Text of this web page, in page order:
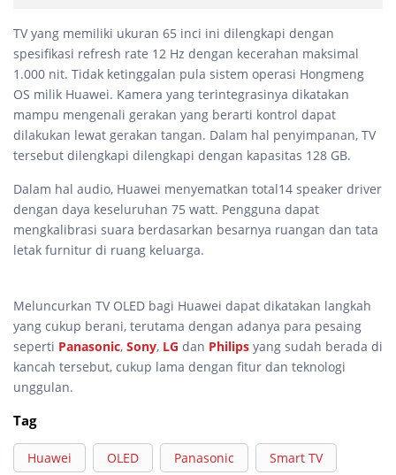
TV yang memiliki ukuran 65 inci ini dilengkapi dengan
spesifikasi refresh rate 12 Hz dengan kecerahan maksimal
1.000 nit. Tidak ketinggalan pula sistem operasi Hongmeng
OS milik Huawei. Kamera yang terintegrasinya dikatakan
mampu mengenali gerakan yang berarti kontrol dapat
dilakukan lewat gerakan tangan. Dalam hal penyimpanan, TV
tersebut dilengkapi dilengkapi dengan kapasitas 128 GB.
Dalam hal audio, Huawei menyematkan total14 speaker driver
dengan daya keseluruhan 75 watt. Pengguna dapat
mengkalibrasi suara berdasarkan besarnya ruangan dan tata
letak furnitur di ruang keluarga.
Meluncurkan TV OLED bagi Huawei dapat dikatakan langkah
yang cukup berani, terutama dengan adanya para pesaing
seperti Panasonic, Sony, LG dan Philips yang sudah berada di
kancah tersebut, cukup lama dengan fitur dan teknologi
unggulan.
Tag
Huawei OLED Panasonic Smart TV